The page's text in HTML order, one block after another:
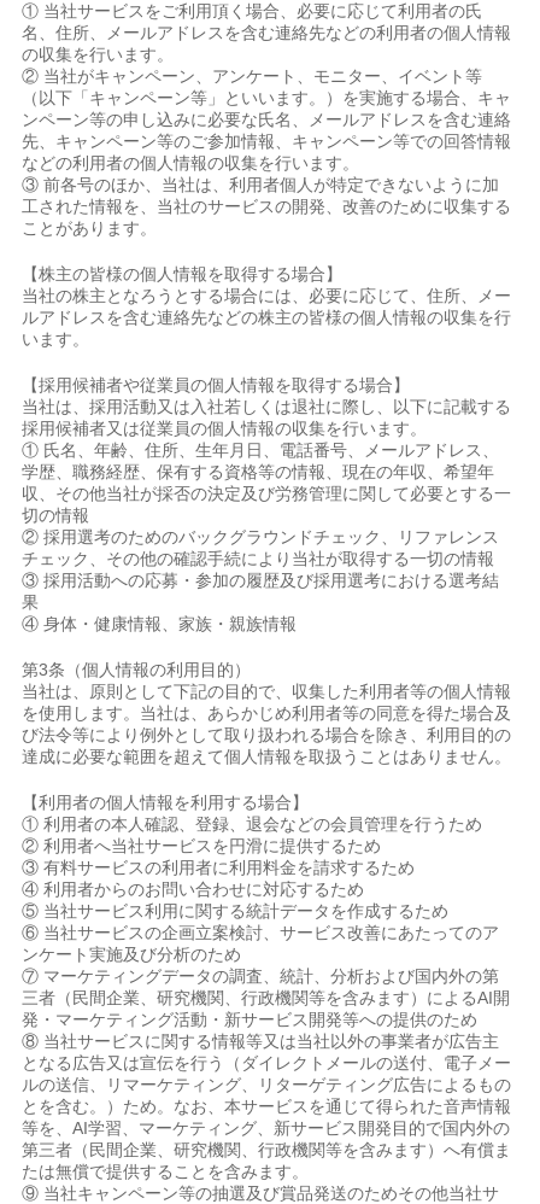
① 当社サービスをご利用頂く場合、必要に応じて利用者の氏
名、住所、メールアドレスを含む連絡先などの利用者の個人情報
の収集を行います。
② 当社がキャンペーン、アンケート、モニター、イベント等
（以下「キャンペーン等」といいます。）を実施する場合、キャ
ンペーン等の申し込みに必要な氏名、メールアドレスを含む連絡
先、キャンペーン等のご参加情報、キャンペーン等での回答情報
などの利用者の個人情報の収集を行います。
③ 前各号のほか、当社は、利用者個人が特定できないように加
工された情報を、当社のサービスの開発、改善のために収集する
ことがあります。
【株主の皆様の個人情報を取得する場合】
当社の株主となろうとする場合には、必要に応じて、住所、メー
ルアドレスを含む連絡先などの株主の皆様の個人情報の収集を行
います。
【採用候補者や従業員の個人情報を取得する場合】
当社は、採用活動又は入社若しくは退社に際し、以下に記載する
採用候補者又は従業員の個人情報の収集を行います。
① 氏名、年齢、住所、生年月日、電話番号、メールアドレス、
学歴、職務経歴、保有する資格等の情報、現在の年収、希望年
収、その他当社が採否の決定及び労務管理に関して必要とする一
切の情報
② 採用選考のためのバックグラウンドチェック、リファレンス
チェック、その他の確認手続により当社が取得する一切の情報
③ 採用活動への応募・参加の履歴及び採用選考における選考結
果
④ 身体・健康情報、家族・親族情報
第3条（個人情報の利用目的）
当社は、原則として下記の目的で、収集した利用者等の個人情報
を使用します。当社は、あらかじめ利用者等の同意を得た場合及
び法令等により例外として取り扱われる場合を除き、利用目的の
達成に必要な範囲を超えて個人情報を取扱うことはありません。
【利用者の個人情報を利用する場合】
① 利用者の本人確認、登録、退会などの会員管理を行うため
② 利用者へ当社サービスを円滑に提供するため
③ 有料サービスの利用者に利用料金を請求するため
④ 利用者からのお問い合わせに対応するため
⑤ 当社サービス利用に関する統計データを作成するため
⑥ 当社サービスの企画立案検討、サービス改善にあたってのア
ンケート実施及び分析のため
⑦ マーケティングデータの調査、統計、分析および国内外の第
三者（民間企業、研究機関、行政機関等を含みます）によるAI開
発・マーケティング活動・新サービス開発等への提供のため
⑧ 当社サービスに関する情報等又は当社以外の事業者が広告主
となる広告又は宣伝を行う（ダイレクトメールの送付、電子メー
ルの送信、リマーケティング、リターゲティング広告によるもの
とを含む。）ため。なお、本サービスを通じて得られた音声情報
等を、AI学習、マーケティング、新サービス開発目的で国内外の
第三者（民間企業、研究機関、行政機関等を含みます）へ有償ま
たは無償で提供することを含みます。
⑨ 当社キャンペーン等の抽選及び賞品発送のためその他当社サ